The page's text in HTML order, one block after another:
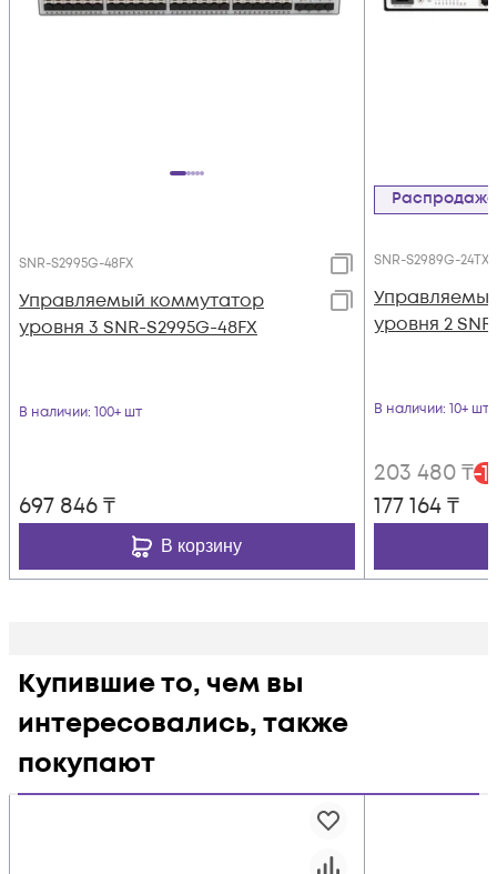
SNR-S2995G-48FX
Управляемый коммутатор
уровня 3 SNR-S2995G-48FX
В наличии: 100+ шт
697 846₸
В корзину
Распродажа
SNR-S2989G-24TX
уровня 2
В наличии: 10+ шт
203 480₸-
177 164₸
Купившие то, чем вы
интересовались, также
покупают